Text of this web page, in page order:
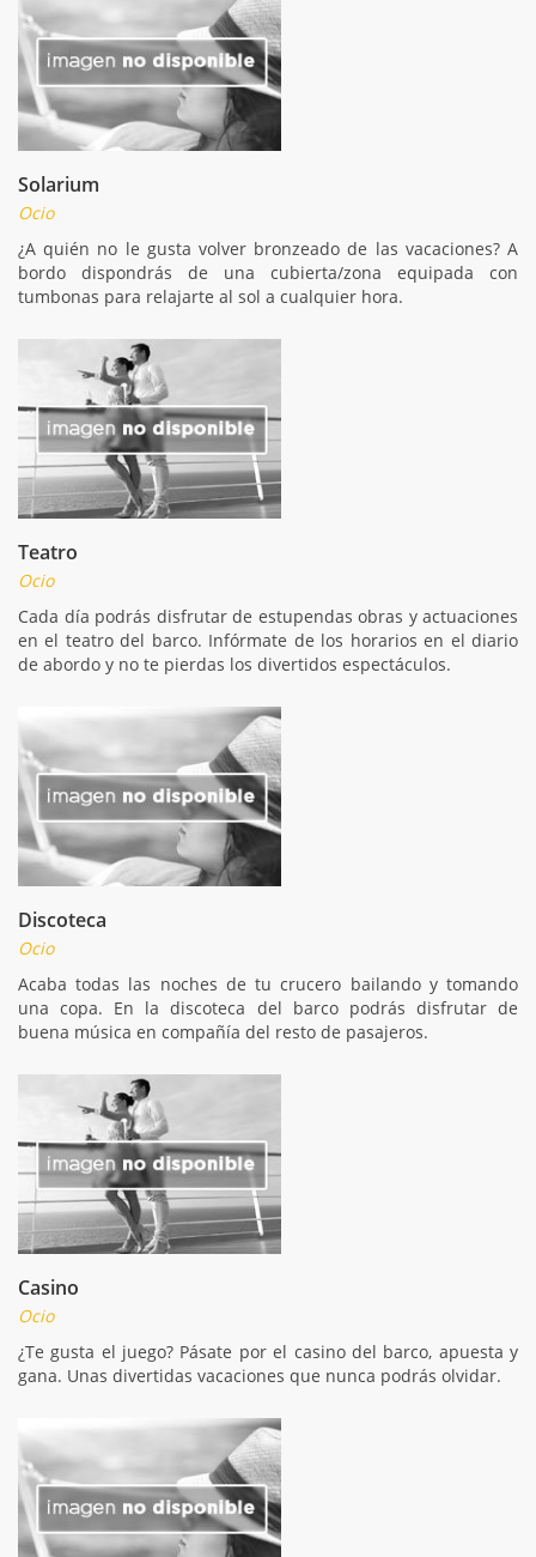
Solarium
Ocio
¿A quién no le gusta volver bronzeado de las vacaciones? A
bordo dispondrás de una cubierta/zona equipada con
tumbonas para relajarte al sol a cualquier hora.
Teatro
Ocio
Cada día podrás disfrutar de estupendas obras y actuaciones
en el teatro del barco. Infórmate de los horarios en el diario
de abordo y no te pierdas los divertidos espectáculos.
Discoteca
Ocio
Acaba todas las noches de tu crucero bailando y tomando
una copa. En la discoteca del barco podrás disfrutar de
buena música en compañía del resto de pasajeros.
Casino
Ocio
¿Te gusta el juego? Pásate por el casino del barco, apuesta y
gana. Unas divertidas vacaciones que nunca podrás olvidar.